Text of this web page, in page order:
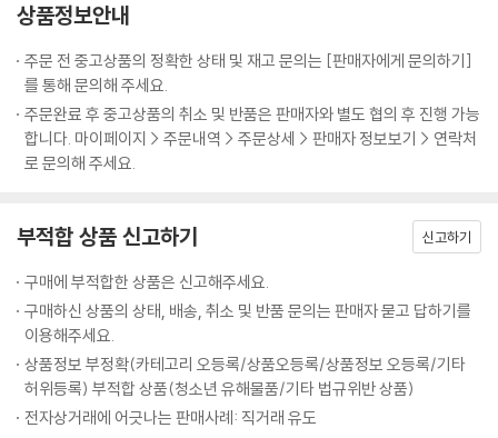
상품정보안내
주문 전 중고상품의 정확한 상태 및 재고 문의는 [판매자에게 문의하기]
를 통해 문의해 주세요.
주문완료 후 중고상품의 취소 및 반품은 판매자와 별도 협의 후 진행 가능
합니다. 마이페이지 > 주문내역 > 주문상세 > 판매자 정보보기 > 연락처
로 문의해 주세요.
부적합 상품 신고하기 신고하기
구매에 부적합한 상품은 신고해주세요.
구매하신 상품의 상태, 배송, 취소 및 반품 문의는 판매자 묻고 답하기를
이용해주세요.
상품정보 부정확(카테고리 오등록/상품오등록/상품정보 오등록/기타
허위등록) 부적합 상품(청소년 유해물품/기타 법규위반 상품)
전자상거래에 어긋나는 판매사례: 직거래 유도